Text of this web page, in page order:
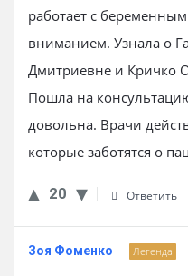
работает с
вниманием. Узнала о
Дмитриевне и Кричко
Пошла на
довольна. Врачи
которые заботятся о
20 Ответить
Зоя Фоменко Легенда